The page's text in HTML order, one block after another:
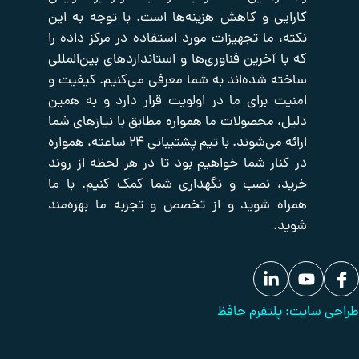
و کاهش هزینه‌ها است. با توجه به این
ما تجهیزات مورد استفاده در مرکز داده را
فناوری‌ها و استانداردهای بین‌المللی
شده‌اند به شما معرفی می‌کنیم. کیفیت و
برای ما در اولویت قرار دارد و به همین
محصولات ما همواره مطابق با نیازهای شما
ارائه می‌شوند. با تیم پشتیبانی ۲۴ ساعته، همواره
شما خواهیم بود تا در هر لحظه از روند
نصب و نگهداری شما کمک کنیم. با ما
شوید و از تخصص و تجربه ما بهره‌مند
صفحه
اصلی
فروشگاه
درباره
ما
تماس
با
ما
بانک
مقالات
اکتیو
شبکه
تایم
سرور
پسیو
شبکه
حفاظت
پیرامونی
حافظ